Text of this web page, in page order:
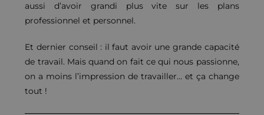
aussi d’avoir grandi plus vite sur les plans
professionnel et personnel.
Et dernier conseil : il faut avoir une grande capacité
de travail. Mais quand on fait ce qui nous passionne,
on a moins l’impression de travailler… et ça change
tout !